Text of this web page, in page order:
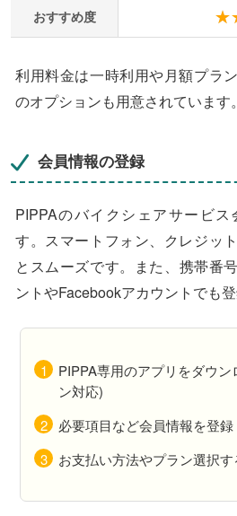
おすすめ度
利用料金は一時利用や月額プラ
のオプションも用意されています。
会員情報の登録
PIPPAのバイクシェアサービ
す。スマートフォン、クレジッ
とスムーズです。また、携帯番
ントやFacebookアカウントでも登
PIPPA専用のアプリをダウ
ン対応)
必要項目など会員情報を登録
お支払い方法やプラン選択す